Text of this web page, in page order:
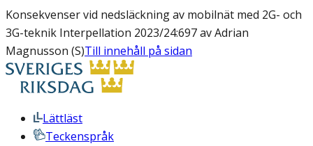
Konsekvenser vid nedsläckning av mobilnät med 2G- och
3G-teknik Interpellation 2023/24:697 av Adrian
Magnusson (S)Till innehåll på sidan
Lättläst
Teckenspråk